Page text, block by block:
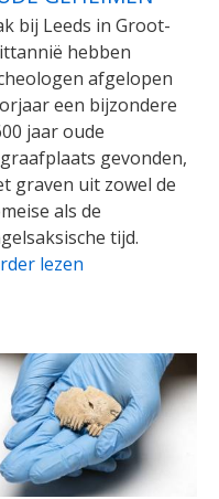
bij Leeds in Groot-
hebben
afgelopen
een bijzondere
jaar oude
gevonden,
graven uit zowel de
als de
tijd.
lezen